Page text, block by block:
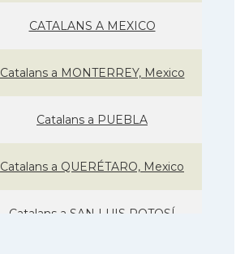
CATALANS A MEXICO
Catalans a MONTERREY, Mexico
Catalans a PUEBLA
Catalans a QUERÉTARO, Mexico
Catalans a SAN LUIS POTOSÍ